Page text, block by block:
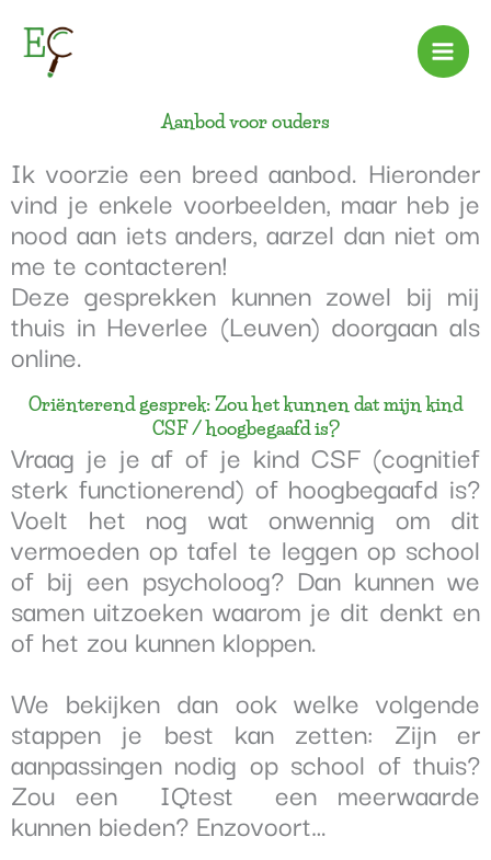
Aanbod voor ouders
Ik voorzie een breed aanbod. Hieronder
vind je enkele voorbeelden, maar heb je
nood aan iets anders,aarzel dan niet om
me te contacteren!
Deze gesprekken kunnen zowel bij mij
thuis in Heverlee (Leuven) doorgaan als
online.
Oriënterend gesprek: Zou het kunnen dat mijn kind
CSF / hoogbegaafd is?
Vraag je je af of je kind CSF (cognitief
sterk functionerend) of hoogbegaafd is?
Voelt het nog wat onwennig om dit
vermoeden op tafel te leggen op school
of bij een psycholoog? Dan kunnen we
samen uitzoeken waarom je dit denkt en
of het zou kunnen kloppen.
We bekijken dan ook welke volgende
stappen je best kan zetten: Zijn er
aanpassingen nodig op school of thuis?
Zou een IQtest een meerwaarde
kunnen bieden? Enzovoort…